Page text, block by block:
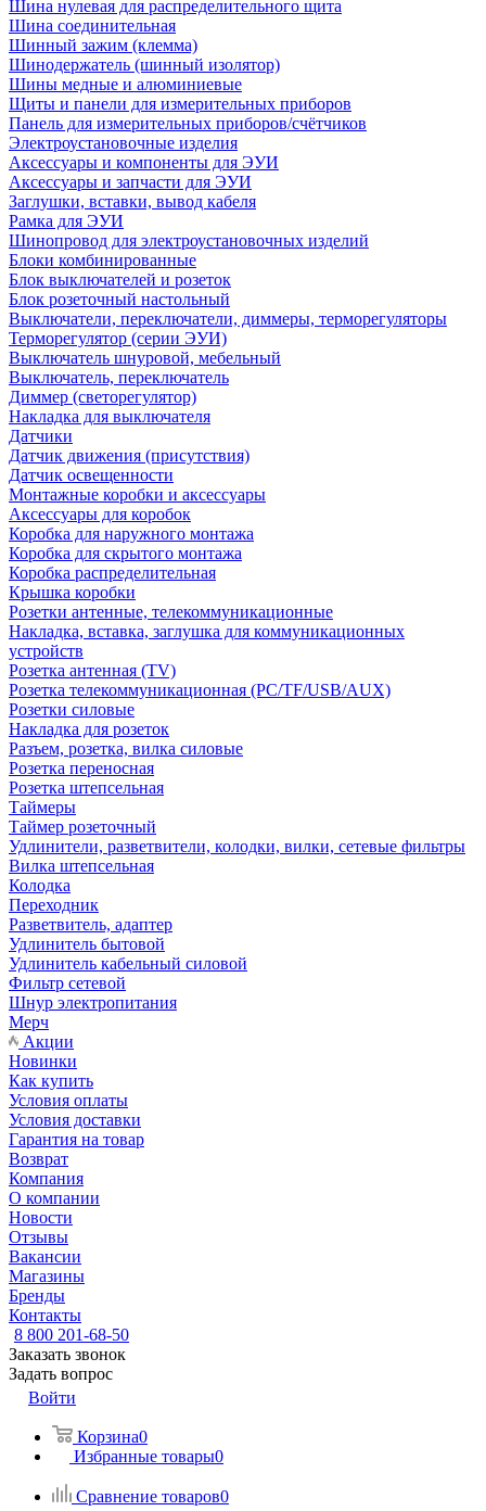
Шина нулевая для распределительного щита
Шина соединительная
Шинный зажим (клемма)
Шинодержатель (шинный изолятор)
Шины медные и алюминиевые
Щиты и панели для измерительных приборов
Панель для измерительных приборов/счётчиков
Электроустановочные изделия
Аксессуары и компоненты для ЭУИ
Аксессуары и запчасти для ЭУИ
Заглушки, вставки, вывод кабеля
Рамка для ЭУИ
Шинопровод для электроустановочных изделий
Блоки комбинированные
Блок выключателей и розеток
Блок розеточный настольный
Выключатели, переключатели, диммеры, терморегуляторы
Терморегулятор (серии ЭУИ)
Выключатель шнуровой, мебельный
Выключатель, переключатель
Диммер (светорегулятор)
Накладка для выключателя
Датчики
Датчик движения (присутствия)
Датчик освещенности
Монтажные коробки и аксессуары
Аксессуары для коробок
Коробка для наружного монтажа
Коробка для скрытого монтажа
Коробка распределительная
Крышка коробки
Розетки антенные, телекоммуникационные
Накладка, вставка, заглушка для коммуникационных
устройств
Розетка антенная (TV)
Розетка телекоммуникационная (PC/TF/USB/AUX)
Розетки силовые
Накладка для розеток
Разъем, розетка, вилка силовые
Розетка переносная
Розетка штепсельная
Таймеры
Таймер розеточный
Удлинители, разветвители, колодки, вилки, сетевые фильтры
Вилка штепсельная
Колодка
Переходник
Разветвитель, адаптер
Удлинитель бытовой
Удлинитель кабельный силовой
Фильтр сетевой
Шнур электропитания
Мерч
Акции
Новинки
Как купить
Условия оплаты
Условия доставки
Гарантия на товар
Возврат
Компания
О компании
Новости
Отзывы
Вакансии
Магазины
Бренды
Контакты
8 800 201-68-50
Заказать звонок
Задать вопрос
Войти
Корзина0
Избранные товары0
Сравнение товаров0